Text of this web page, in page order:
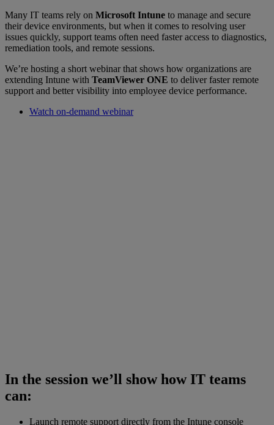
Many IT teams rely on Microsoft Intune to manage and secure
their device environments, but when it comes to resolving user
issues quickly, support teams often need faster access to diagnostics,
remediation tools, and remote sessions.
We’re hosting a short webinar that shows how organizations are
extending Intune with TeamViewer ONE to deliver faster remote
support and better visibility into employee device performance.
Watch on-demand webinar
In the session we’ll show how IT teams
can:
Launch remote support directly from the Intune console